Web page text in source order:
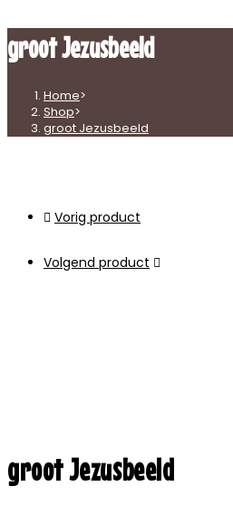
groot Jezusbeeld
Home>
Shop>
groot Jezusbeeld
Vorig product
Volgend product
groot Jezusbeeld